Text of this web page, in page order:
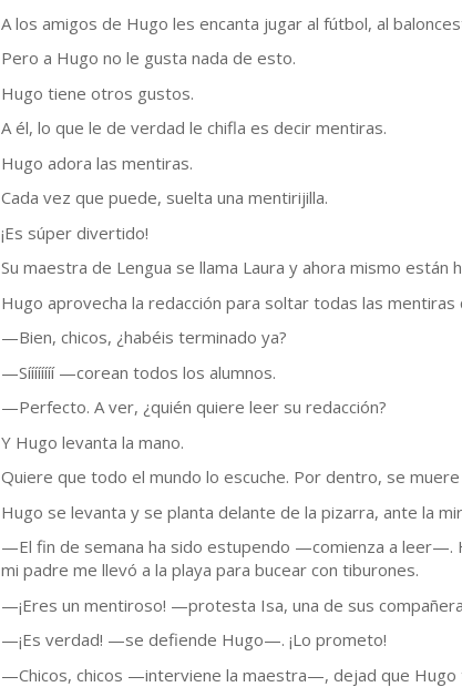
A los amigos de Hugo les encanta jugar al fútbol, al
Pero a Hugo no le gusta nada de esto.
Hugo tiene otros gustos.
A él, lo que le de verdad le chifla es decir mentiras.
Hugo adora las mentiras.
Cada vez que puede, suelta una mentirijilla.
¡Es súper divertido!
Su maestra de Lengua se llama Laura y ahora mismo están
Hugo aprovecha la redacción para soltar todas las
—Bien, chicos, ¿habéis terminado ya?
—Síííííííí —corean todos los alumnos.
—Perfecto. A ver, ¿quién quiere leer su redacción?
Y Hugo levanta la mano.
Quiere que todo el mundo lo escuche. Por dentro, se muere
Hugo se levanta y se planta delante de la pizarra, ante la
—El fin de semana ha sido estupendo —comienza a leer—.
mi padre me llevó a la playa para bucear con tiburones.
—¡Eres un mentiroso! —protesta Isa, una de sus
—¡Es verdad! —se defiende Hugo—. ¡Lo prometo!
—Chicos, chicos —interviene la maestra—, dejad que Hugo